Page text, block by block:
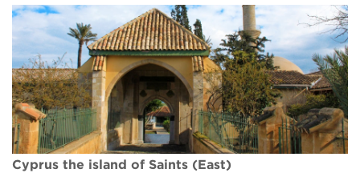
Cyprus the island of Saints (East)